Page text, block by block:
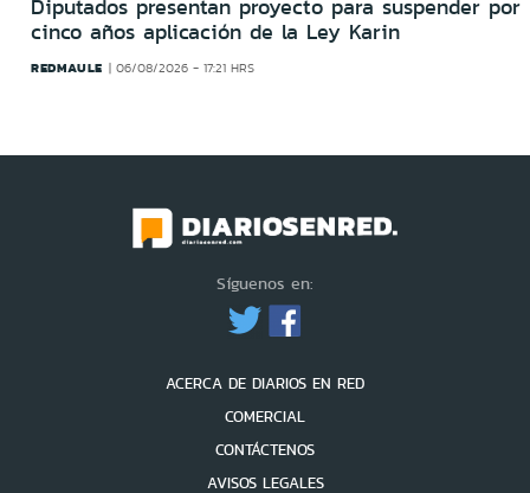
Diputados presentan proyecto para suspender por
cinco años aplicación de la Ley Karin
REDMAULE 06/08/2026 - 17:21 HRS
Síguenos en:
ACERCA DE DIARIOS EN RED
COMERCIAL
CONTÁCTENOS
AVISOS LEGALES